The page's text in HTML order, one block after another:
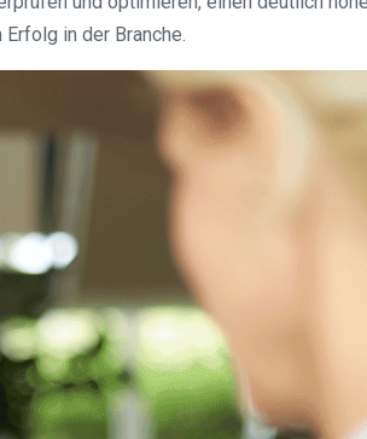
in der Branche.